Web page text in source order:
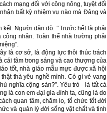
mạng đối với công nông, tuyệt đối
bất kỳ nhiệm vụ nào mà Đảng và
Người dặn dò: ‘‘Trước hết là phải
nhân. Toàn thể nhà trường phải
là cơ sở, là động lực thôi thúc trách
cái tâm trong sáng và cao thượng của
tốt, nhà giáo mẫu mực được xã hội
thà yêu nghề mình. Có gì vẻ vang
nghĩa cộng sản?”. Yêu trò - là tất cả
là con em đại gia đình ta, cũng là do
quan tâm, chăm lo, tổ chức tốt đời
và quản lý đời sống vật chất và tinh